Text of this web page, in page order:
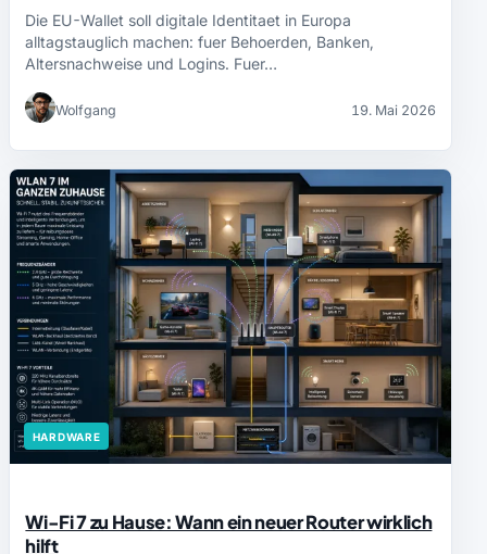
Die EU-Wallet soll digitale Identitaet in Europa
alltagstauglich machen: fuer Behoerden, Banken,
Altersnachweise und Logins. Fuer…
Wolfgang 19. Mai 2026
HARDWARE
Wi-Fi 7 zu Hause: Wann ein neuer Router wirklich
hilft